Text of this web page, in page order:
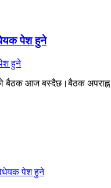
पेश हुने
बैठक आज बस्दैछ।बैठक